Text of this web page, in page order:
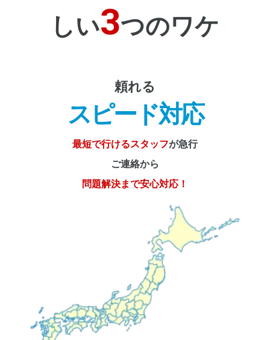
しい3つのワケ
頼れる
スピード対応
最短で行けるスタッフが急行
ご連絡から
問題解決まで安心対応！